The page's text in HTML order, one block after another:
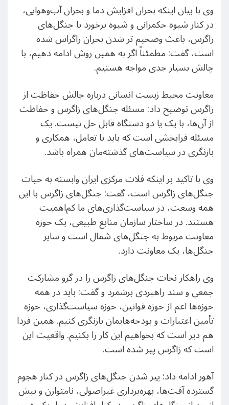
وی با بیان اینکه بحران افزایش دما و بحران آب‌وهوایی،
در کنار شیوه حکمرانی و شیوه برخورد با جنگل‌های
زاگرس، باعث وضخیم تر شدن بحران زاگراس شده
است، گفت: مطمئناً اگر به همین روش ادامه دهیم، با
چالش بسیار جدی مواجه هستیم.
معاونت محیط زیست انسانی درباره چالش حفاظت از
زاگرس توضیح داد: مسئله جنگل‌های زاگرس و حفاظت
از آن‌ها، با یک یا دو دستگاه قابل حل نیست. یک
مسئله فرابخشی است که باید با تعامل، همکاری و
بازنگری در سیاست‌های گذشته‌مان همراه باشد.
وی با تاکید بر اینکه فلات مرکزی ایران وابسته به حیات
جنگل‌های زاگرس است، گفت: جنگل‌های زاگرس با این
همه وسعت، در سیاست‌گذاری‌های ما کم‌اهمیت
هستند. در ساختار سازمان منابع طبیعی، یک حوزه
معاونت مربوط به جنگل‌های شمال است و سایر
جنگل‌ها، یک معاونت دارد.
وی راهکار نجات جنگل‌های زاگرس را در گرو مشارکت
جمعی و سند راهبردی برشمرد و گفت: باید در همه
حوزه‌ها اعم از حوزه قوانین، حوزه سیاست‌گذاری‌، حوزه
تأمین اعتبارات و بودجه‌هایمان بازنگری کنیم. همین فردا
هم دیر است که بخواهیم این کار را بکنیم. واقعیت این
است که زاگرس پیر شده است.
آهور ادامه داد: پیر شدن جنگل‌های زاگرس در کنار هجوم
گسترده آفت‌ها، بهره‌برداری غیراصولی، نامتوازن و بیش